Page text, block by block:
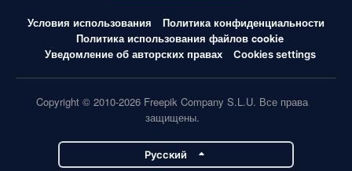
Условия использования
Политика конфиденциальности
Политика использования файлов cookie
Уведомление об авторских правах
Cookies settings
Copyright © 2010-2026 Freepik Company S.L.U. Все права
защищены.
Pусский